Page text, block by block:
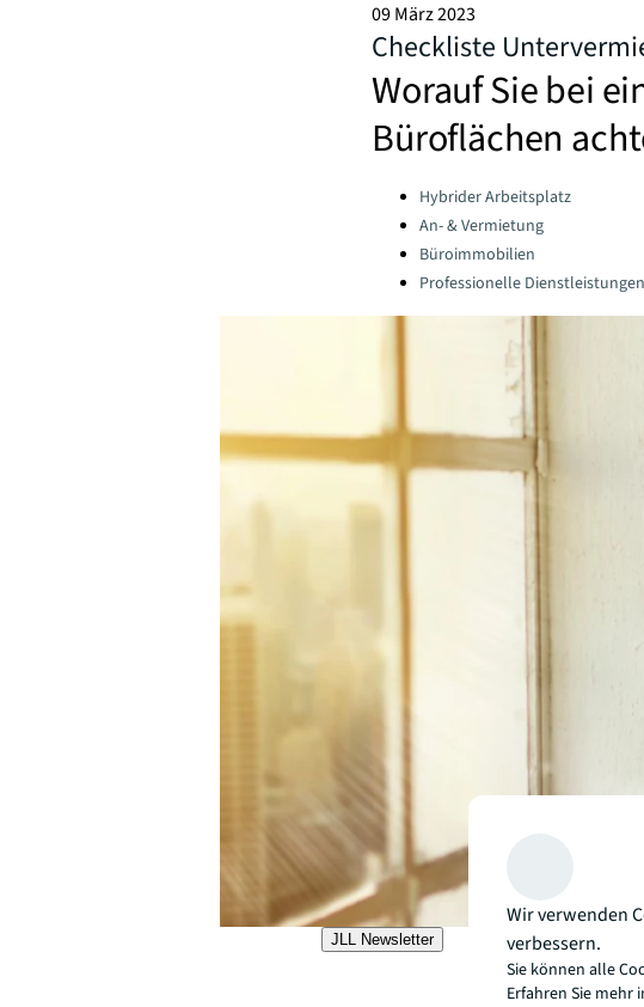
09 März 2023
Checkliste
Worauf Sie bei
Büroflächen
Categories:Hybrider Arbeitsplatz
An- & Vermietung
Büroimmobilien
Professionelle Dienstleistungen
JLL Newsletter
Wir verwenden
verbessern.
Sie können alle
Erfahren Sie mehr